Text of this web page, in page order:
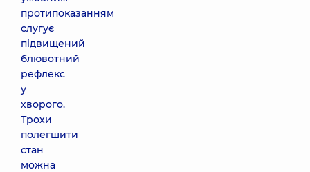
протипоказанням
слугує
підвищений
блювотний
рефлекс
у
хворого.
Трохи
полегшити
стан
можна